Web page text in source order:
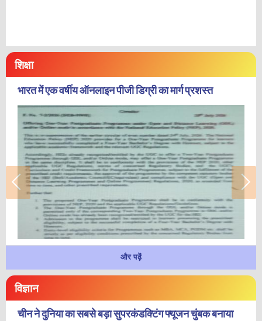
शिक्षा
भारत में एक वर्षीय ऑनलाइन पीजी डिग्री का मार्ग प्रशस्त
और पढ़ें
विज्ञान
चीन ने दुनिया का सबसे बड़ा सुपरकंडक्टिंग फ्यूजन चुंबक बनाया